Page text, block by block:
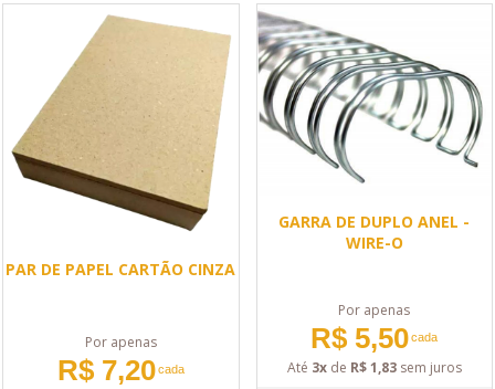
PAR DE PAPEL CARTÃO CINZA
Por apenas
R$ 7,20cada
GARRA DE DUPLO ANEL -
WIRE-O
Por apenas
R$ 5,50cada
Até 3xde R$ 1,83sem juros